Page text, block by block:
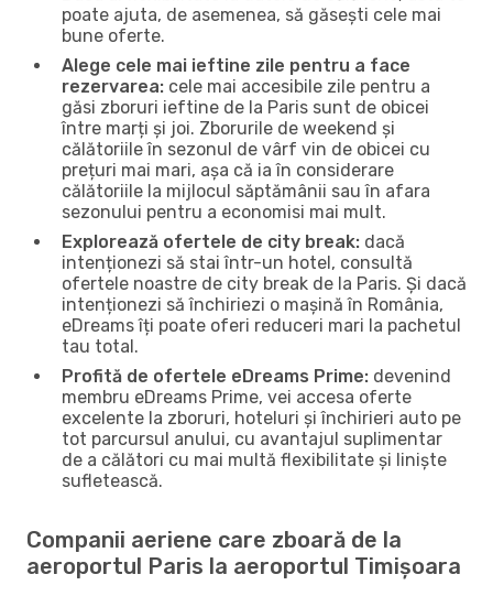
poate ajuta, de asemenea, să găsești cele mai
bune oferte.
Alege cele mai ieftine zile pentru a face
rezervarea: cele mai accesibile zile pentru a
găsi zboruri ieftine de la Paris sunt de obicei
între marți și joi. Zborurile de weekend și
călătoriile în sezonul de vârf vin de obicei cu
prețuri mai mari, așa că ia în considerare
călătoriile la mijlocul săptămânii sau în afara
sezonului pentru a economisi mai mult.
Explorează ofertele de city break: dacă
intenționezi să stai într-un hotel, consultă
ofertele noastre de city break de la Paris. Și dacă
intenționezi să închiriezi o mașină în România,
eDreams îți poate oferi reduceri mari la pachetul
tau total.
Profită de ofertele eDreams Prime: devenind
membru eDreams Prime, vei accesa oferte
excelente la zboruri, hoteluri și închirieri auto pe
tot parcursul anului, cu avantajul suplimentar
de a călători cu mai multă flexibilitate și liniște
sufletească.
Companii aeriene care zboară de la
aeroportul Paris la aeroportul Timișoara